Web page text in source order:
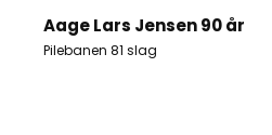
Aage Lars Jensen 90 år
Pilebanen​ 81 slag